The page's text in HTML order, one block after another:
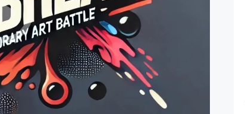
CAMPFIRE for Social Good
CAMPFIREふるさと納税